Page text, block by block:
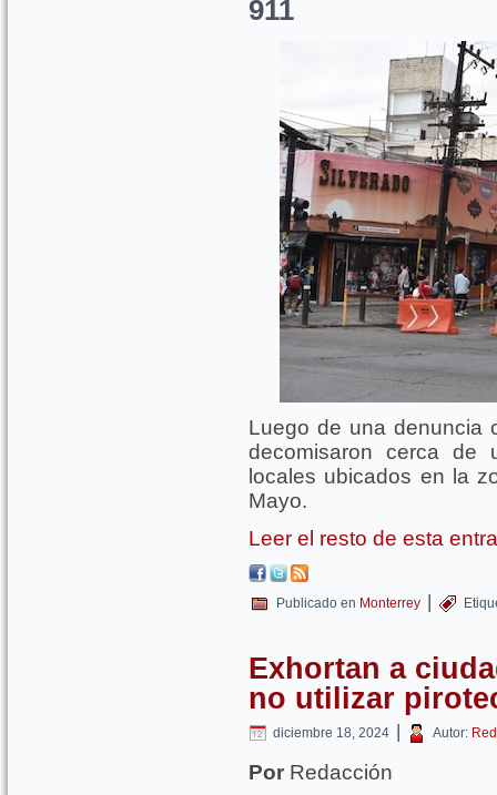
911
Luego de una denuncia
decomisaron cerca de
locales ubicados en la
Mayo.
Leer el resto de esta
Publicado en Monterrey |
Exhortan a
no utilizar
diciembre 18, 2024 | Autor:
Por Redacción